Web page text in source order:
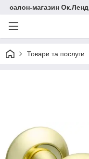
салон-магазин Ок.Ленд
Товари та послуги